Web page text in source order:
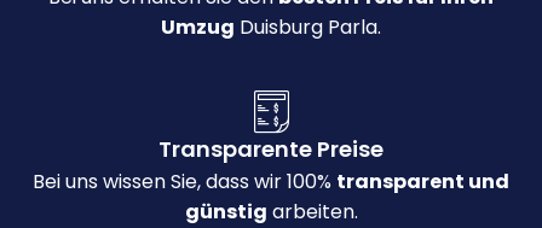
Umzug Duisburg Parla.
Transparente Preise
Bei uns wissen Sie, dass wir 100% transparent und
günstig arbeiten.